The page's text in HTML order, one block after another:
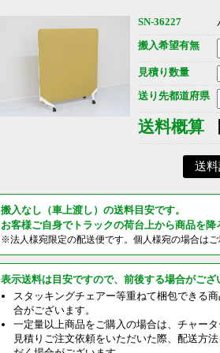
SN-36227
搬入希望有無
見積り数量
送り先都道府県
送料概算
搬入なし（車上渡し）の送料目安です。
お客様ご自身でトラックの荷台上から商品を
※法人様宛限定の配送便です。個人様宛の場合はご
表示送料は目安ですので、前後する場合がござ
スタッキングチェアー等重ねて梱包できる
合がございます。
一定量以上商品をご購入の場合は、チャー
見積りご注文依頼をいただいた際、配送方